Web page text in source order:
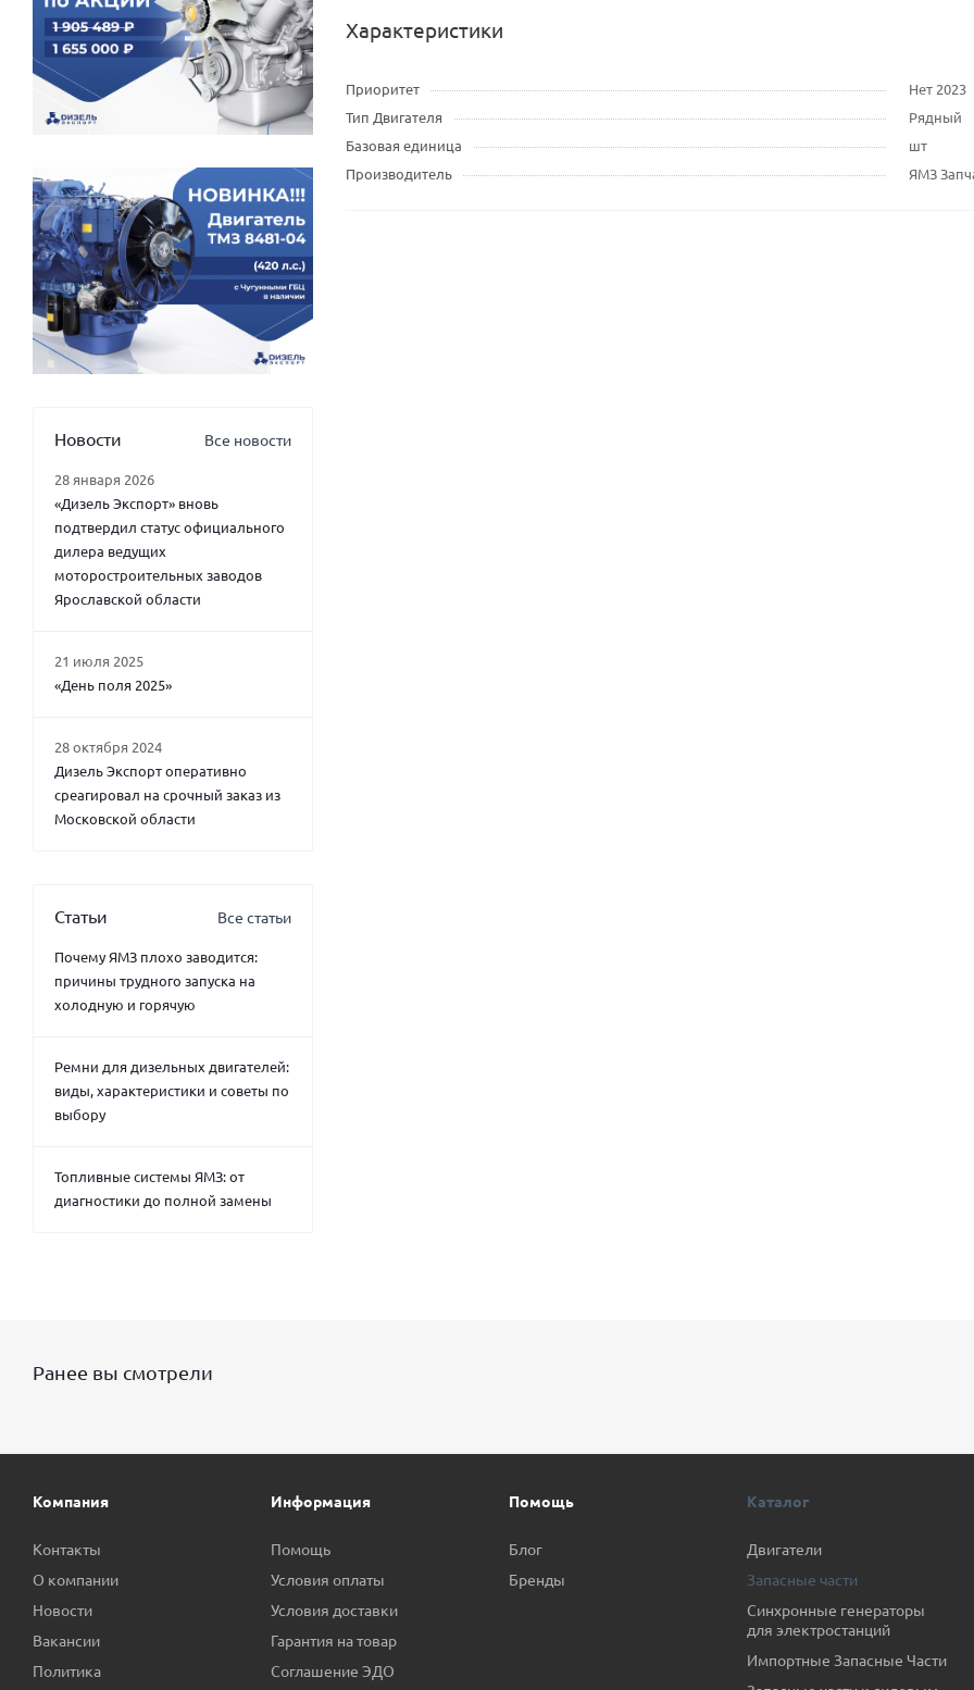
Характеристики
Приоритет
Нет 2023
Тип Двигателя
Рядный
Базовая единица
шт
Производитель
ЯМЗ
Новости Все новости
28 января 2026
«Дизель Экспорт» вновь
подтвердил статус официального
дилера ведущих
моторостроительных заводов
Ярославской области
21 июля 2025
«День поля 2025»
28 октября 2024
Дизель Экспорт оперативно
среагировал на срочный заказ из
Московской области
Статьи Все статьи
Почему ЯМЗ плохо заводится:
причины трудного запуска на
холодную и горячую
Ремни для дизельных двигателей:
виды, характеристики и советы по
выбору
Топливные системы ЯМЗ: от
диагностики до полной замены
Ранее вы смотрели
Компания
Контакты
О компании
Новости
Вакансии
Политика
Информация
Помощь
Условия оплаты
Условия доставки
Гарантия на товар
Соглашение ЭДО
Помощь
Блог
Бренды
Каталог
Двигатели
Запасные части
Синхронные генераторы
для электростанций
Импортные Запасные Части